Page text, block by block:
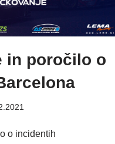
in poročilo o
o incidentih